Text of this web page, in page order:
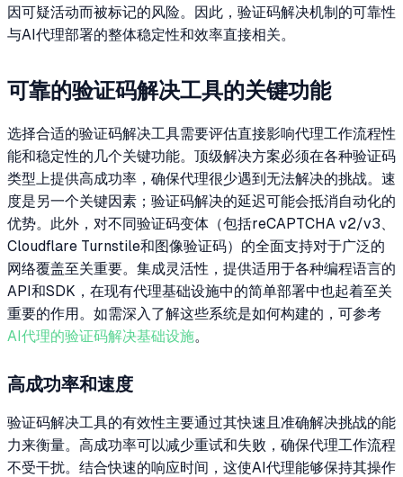
因可疑活动而被标记的风险。因此，验证码解决机制的可靠性
与AI代理部署的整体稳定性和效率直接相关。
可靠的验证码解决工具的关键功能
选择合适的验证码解决工具需要评估直接影响代理工作流程性
能和稳定性的几个关键功能。顶级解决方案必须在各种验证码
类型上提供高成功率，确保代理很少遇到无法解决的挑战。速
度是另一个关键因素；验证码解决的延迟可能会抵消自动化的
优势。此外，对不同验证码变体（包括reCAPTCHA v2/v3、
Cloudflare Turnstile和图像验证码）的全面支持对于广泛的
网络覆盖至关重要。集成灵活性，提供适用于各种编程语言的
API和SDK，在现有代理基础设施中的简单部署中也起着至关
重要的作用。如需深入了解这些系统是如何构建的，可参考
AI代理的验证码解决基础设施。
高成功率和速度
验证码解决工具的有效性主要通过其快速且准确解决挑战的能
力来衡量。高成功率可以减少重试和失败，确保代理工作流程
不受干扰。结合快速的响应时间，这使AI代理能够保持其操作